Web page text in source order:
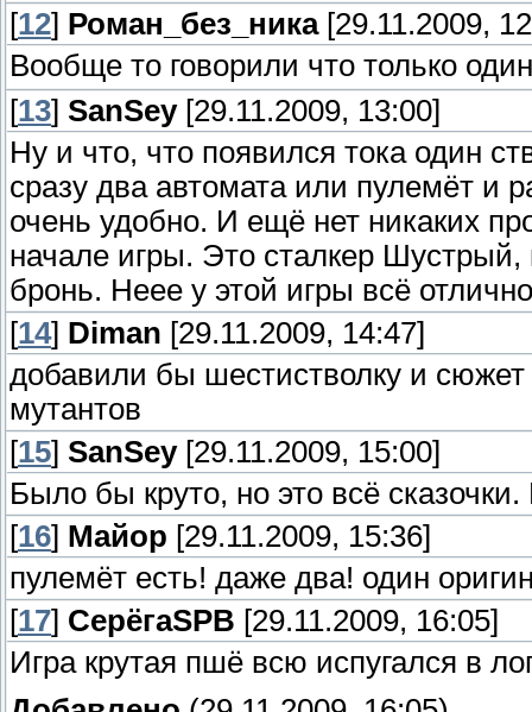
[12] Роман_без_ника[29.11.2009,
Вообще то говорили что только
[13] SanSey[29.11.2009, 13:00]
Ну и что, что появился тока один
сразу два автомата или пулемёт и
очень удобно. И ещё нет никаких
начале игры. Это сталкер
бронь. Неее у этой игры всё
[14] Diman [29.11.2009, 14:47]
добавили бы шестистволку и сюжет
мутантов
[15] SanSey[29.11.2009, 15:00]
Было бы круто, но это всё
[16] Майор [29.11.2009, 15:36]
пулемёт есть! даже два! один
[17] СерёгаSPB [29.11.2009, 16:05]
Игра крутая пшё всю испугался в